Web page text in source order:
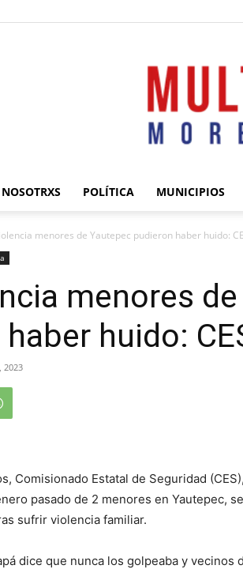
NOSOTRXS POLÍTICA MUNICIPIOS
menores de Yautepec pudieron haber huido:
menores
huido:
2023
Comisionado Estatal de Seguridad
pasado de 2 menores en Yautepec,
sufrir violencia familiar.
dice que nunca los golpeaba y vecinos